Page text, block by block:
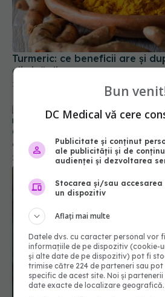
Turmeric: ce beneficii are și
elimină din corp
26 noi 2025, 16:45
Cel mai sănătos suc pentru
ori mai mulți antioxidanți
25 mai 2025, 13:00
Bun
DC Medical vă cere
Publicitate și conținut
ale publicității și de
audienței și dezvoltarea
Stocarea și/sau
un dispozitiv
Aflați mai multe
Datele dvs. cu caracter personal vor
informațiile de pe dispozitiv (cookie-
și alte date de pe dispozitiv) pot fi
trimise către 224 de parteneri sau
specific de acest site. Noi și
date exacte de localizare